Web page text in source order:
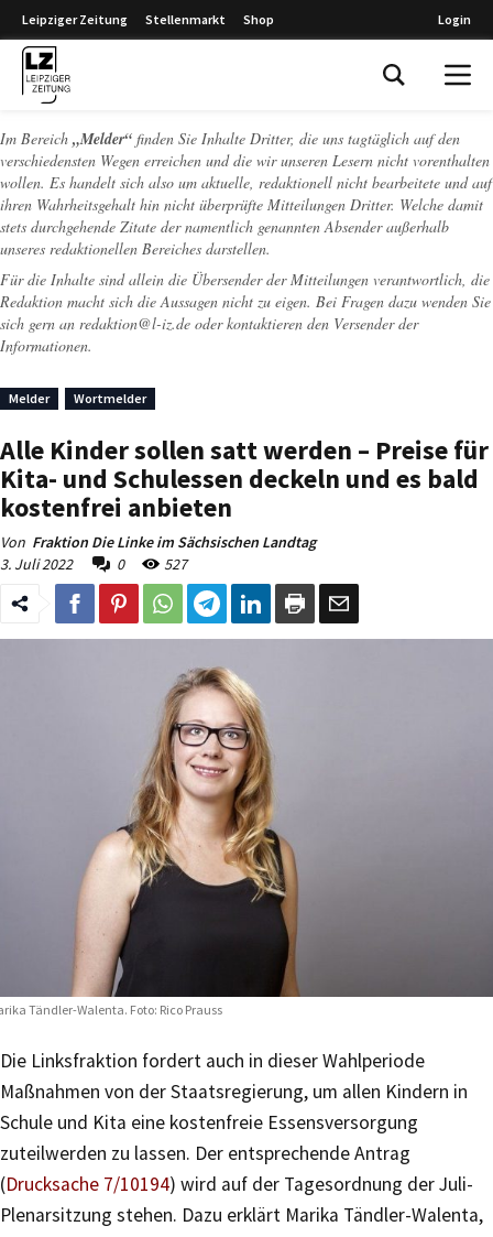
Leipziger Zeitung Stellenmarkt Shop Login
Im Bereich „Melder“ finden Sie Inhalte Dritter, die uns tagtäglich auf den
verschiedensten Wegen erreichen und die wir unseren Lesern nicht vorenthalten
wollen. Es handelt sich also um aktuelle, redaktionell nicht bearbeitete und auf
ihren Wahrheitsgehalt hin nicht überprüfte Mitteilungen Dritter. Welche damit
stets durchgehende Zitate der namentlich genannten Absender außerhalb
unseres redaktionellen Bereiches darstellen.
Für die Inhalte sind allein die Übersender der Mitteilungen verantwortlich, die
Redaktion macht sich die Aussagen nicht zu eigen. Bei Fragen dazu wenden Sie
sich gern an redaktion@l-iz.de oder kontaktieren den Versender der
Informationen.
Melder Wortmelder
Alle Kinder sollen satt werden – Preise für
Kita- und Schulessen deckeln und es bald
kostenfrei anbieten
Von Fraktion Die Linke im Sächsischen Landtag
3. Juli 2022
0 527
Tändler-Walenta. Foto: Rico Prauss
Die Linksfraktion fordert auch in dieser Wahlperiode
Maßnahmen von der Staatsregierung, um allen Kindern in
Schule und Kita eine kostenfreie Essensversorgung
zuteilwerden zu lassen. Der entsprechende Antrag
(Drucksache 7/10194) wird auf der Tagesordnung der Juli-
Plenarsitzung stehen. Dazu erklärt Marika Tändler-Walenta,